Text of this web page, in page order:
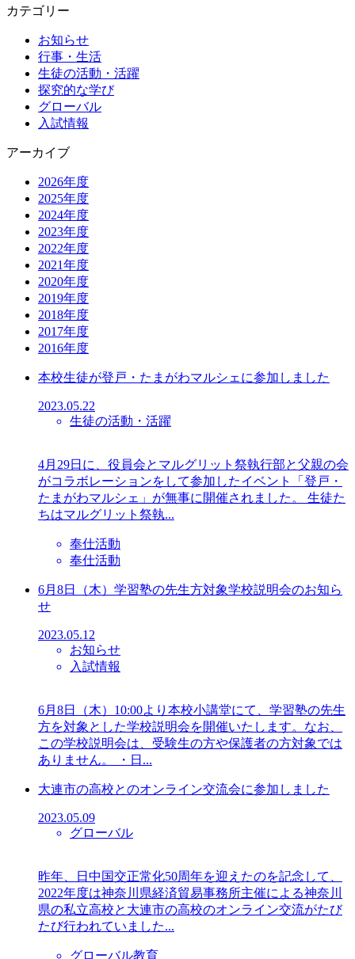
カテゴリー
お知らせ
行事・生活
生徒の活動・活躍
探究的な学び
グローバル
入試情報
アーカイブ
2026年度
2025年度
2024年度
2023年度
2022年度
2021年度
2020年度
2019年度
2018年度
2017年度
2016年度
本校生徒が登戸・たまがわマルシェに参加しました
2023.05.22
生徒の活動・活躍
4月29日に、役員会とマルグリット祭執行部と父親の会
がコラボレーションをして参加したイベント「登戸・
たまがわマルシェ」が無事に開催されました。 生徒た
ちはマルグリット祭執...
奉仕活動
奉仕活動
6月8日（木）学習塾の先生方対象学校説明会のお知ら
せ
2023.05.12
お知らせ
入試情報
6月8日（木）10:00より本校小講堂にて、学習塾の先生
方を対象とした学校説明会を開催いたします。なお、
この学校説明会は、受験生の方や保護者の方対象では
ありません。 ・日...
大連市の高校とのオンライン交流会に参加しました
2023.05.09
グローバル
昨年、日中国交正常化50周年を迎えたのを記念して、
2022年度は神奈川県経済貿易事務所主催による神奈川
県の私立高校と大連市の高校のオンライン交流がたび
たび行われていました...
グローバル教育